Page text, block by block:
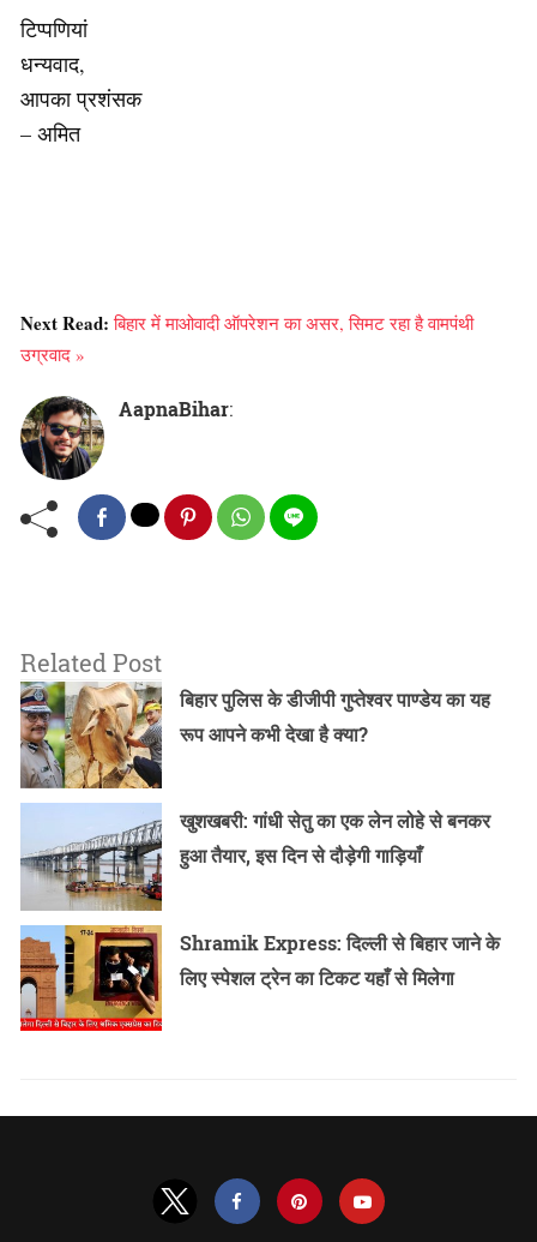
टिप्पणियां
धन्यवाद,
आपका प्रशंसक
– अमित
Next Read:बिहार में माओवादी ऑपरेशन का असर, सिमट रहा है वामपंथी
उग्रवाद »
AapnaBihar:
Related Post
बिहार पुलिस के डीजीपी गुप्तेश्वर पाण्डेय का यह
रूप आपने कभी देखा है क्या?
खुशखबरी: गांधी सेतु का एक लेन लोहे से बनकर
हुआ तैयार, इस दिन से दौड़ेगी गाड़ियाँ
Shramik Express: दिल्ली से बिहार जाने के
लिए स्पेशल ट्रेन का टिकट यहाँ से मिलेगा